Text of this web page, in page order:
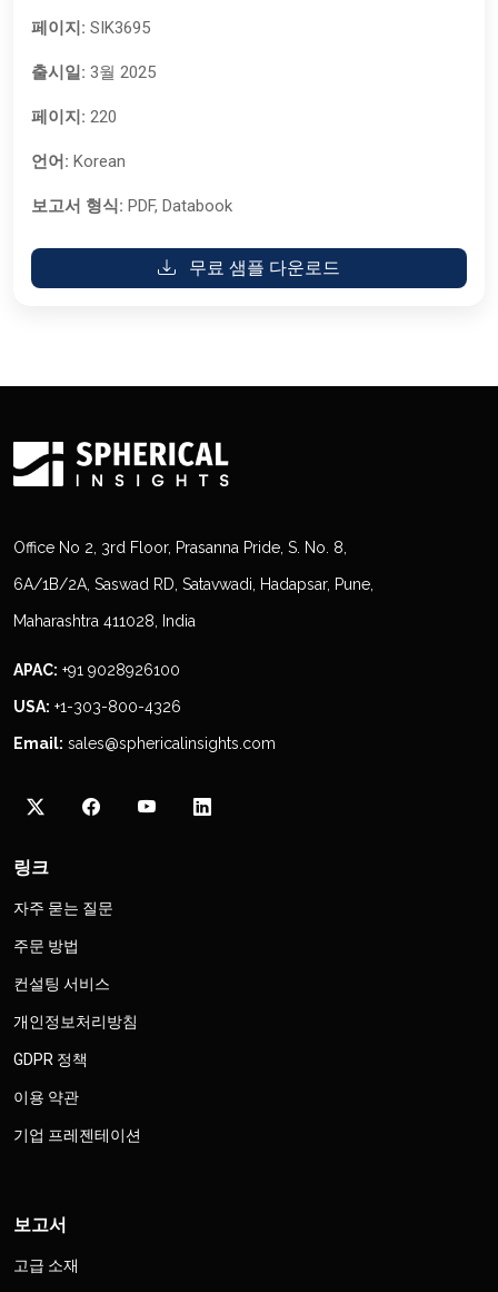
페이지: SIK3695
출시일: 3월 2025
페이지: 220
언어: Korean
보고서 형식: PDF, Databook
무료 샘플 다운로드
Office No 2, 3rd Floor, Prasanna Pride, S. No. 8,
6A/1B/2A, Saswad RD, Satavwadi, Hadapsar, Pune,
Maharashtra 411028, India
APAC: +91 9028926100
USA: +1-303-800-4326
Email: sales@sphericalinsights.com
링크
자주 묻는 질문
주문 방법
컨설팅 서비스
개인정보처리방침
GDPR 정책
이용 약관
기업 프레젠테이션
보고서
고급 소재